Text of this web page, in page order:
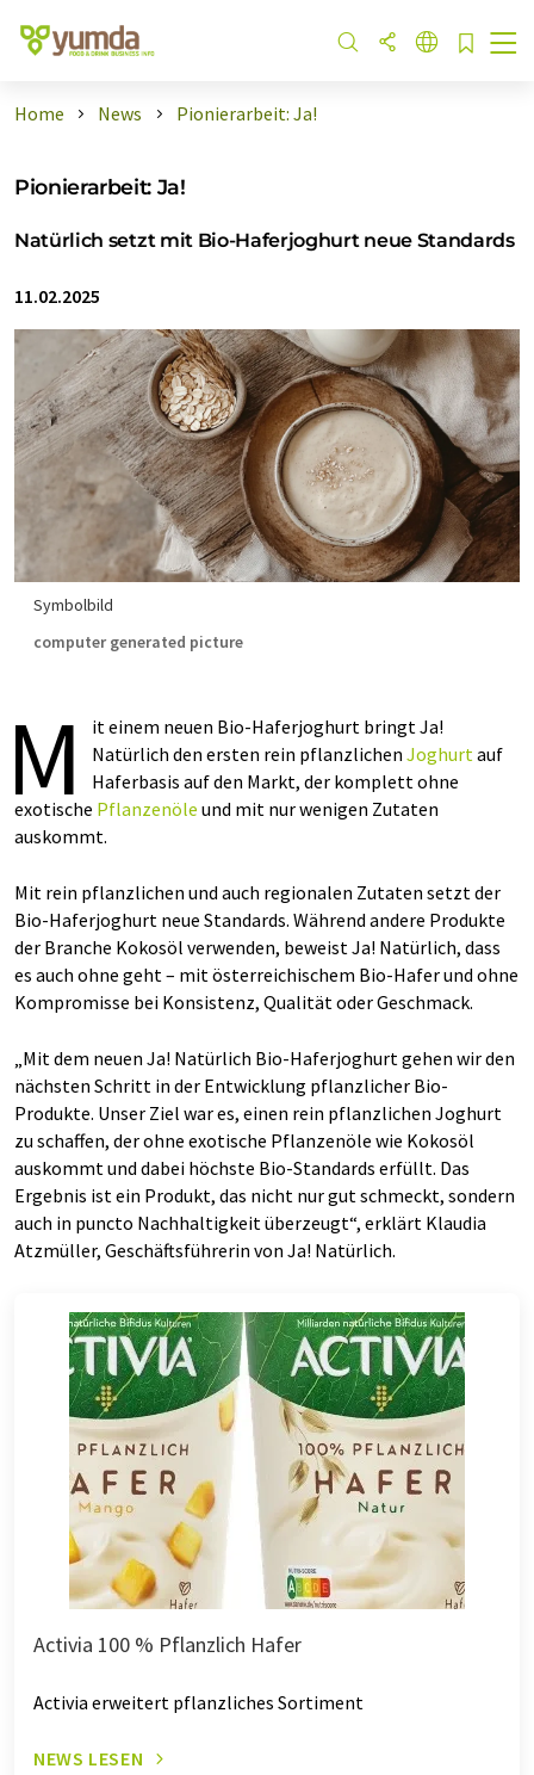
Home News Pionierarbeit: Ja!
Pionierarbeit: Ja!
Natürlich setzt mit Bio-Haferjoghurt neue Standards
11.02.2025
Symbolbild
computer generated picture
M
it einem neuen Bio-Haferjoghurt bringt Ja!
Natürlich den ersten rein pflanzlichen Joghurtauf
Haferbasis auf den Markt, der komplett ohne
exotische Pflanzenöle und mit nur wenigen Zutaten
auskommt.
Mit rein pflanzlichen und auch regionalen Zutaten setzt der
Bio-Haferjoghurt neue Standards. Während andere Produkte
der Branche Kokosöl verwenden, beweist Ja! Natürlich, dass
es auch ohne geht – mit österreichischem Bio-Hafer und ohne
Kompromisse bei Konsistenz, Qualität oder Geschmack.
Mit dem neuen Ja! Natürlich Bio-Haferjoghurt gehen wir den
nächsten Schritt in der Entwicklung pflanzlicher Bio-
Produkte. Unser Ziel war es, einen rein pflanzlichen Joghurt
zu schaffen, der ohne exotische Pflanzenöle wie Kokosöl
auskommt und dabei höchste Bio-Standards erfüllt. Das
Ergebnis ist ein Produkt, das nicht nur gut schmeckt, sondern
auch in puncto Nachhaltigkeit überzeugt , erklärt Klaudia
Atzmüller, Geschäftsführerin von Ja! Natürlich.
Activia 100 % Pflanzlich Hafer
Activia erweitert pflanzliches Sortiment
NEWS LESEN